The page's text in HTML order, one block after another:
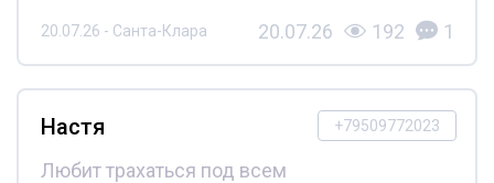
20.07.26 - Санта-Клара 20.07.26 192 1
+79509772023
Настя
Любит трахаться под всем